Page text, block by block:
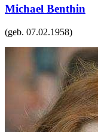
Michael Benthin
(geb. 07.02.1958)